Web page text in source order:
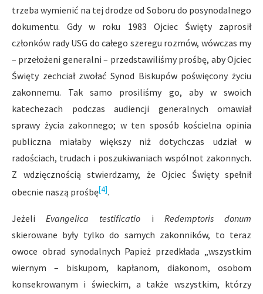
trzeba wymienić na tej drodze od Soboru do posynodalnego
dokumentu. Gdy w roku 1983 Ojciec Święty zaprosił
członków rady USG do całego szeregu rozmów, wówczas my
– przełożeni generalni – przedstawiliśmy prośbę, aby Ojciec
Święty zechciał zwołać Synod Biskupów poświęcony życiu
zakonnemu. Tak samo prosiliśmy go, aby w swoich
katechezach podczas audiencji generalnych omawiał
sprawy życia zakonnego; w ten sposób kościelna opinia
publiczna miałaby większy niż dotychczas udział w
radościach, trudach i poszukiwaniach wspólnot zakonnych.
Z wdzięcznością stwierdzamy, że Ojciec Święty spełnił
obecnie naszą prośbę[4].
Jeżeli Evangelica testificatio i Redemptoris donum
skierowane były tylko do samych zakonników, to teraz
owoce obrad synodalnych Papież przedkłada „wszystkim
wiernym – biskupom, kapłanom, diakonom, osobom
konsekrowanym i świeckim, a także wszystkim, którzy